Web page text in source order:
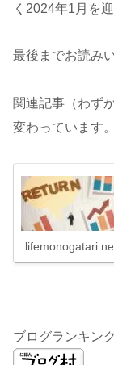
く2024年1月を
最後までお読み
関連記事（わず
変わっています
ブログランキン